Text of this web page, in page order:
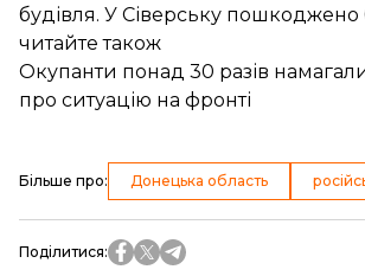
будівля. У Сіверську пошкоджено
читайте також
Окупанти понад 30 разів
про ситуацію на фронті
Більше про: Донецька область
Поділитися: